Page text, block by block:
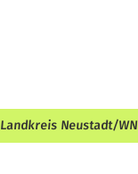
Landkreis Neustadt/WN